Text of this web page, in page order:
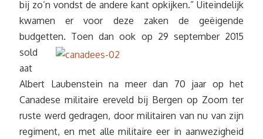
bij zo’n vondst de andere kant opkijken.” Uiteindelijk
kwamen er voor deze zaken de geëigende
budgetten. Toen dan ook op 29 september 2015
sold
aat
Albert Laubenstein na meer dan 70 jaar op het
Canadese militaire ereveld bij Bergen op Zoom ter
ruste werd gedragen, door militairen van nu van zijn
regiment, en met alle militaire eer in aanwezigheid